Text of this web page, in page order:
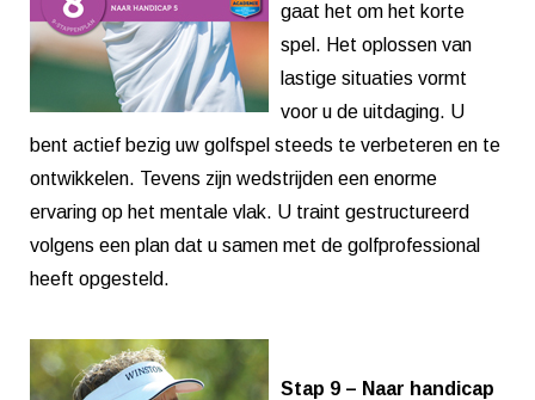
gaat het om het korte
spel. Het oplossen van
lastige situaties vormt
voor u de uitdaging. U
bent actief bezig uw golfspel steeds te verbeteren en te
ontwikkelen. Tevens zijn wedstrijden een enorme
ervaring op het mentale vlak. U traint gestructureerd
volgens een plan dat u samen met de golfprofessional
heeft opgesteld.
Stap 9 – Naar handicap